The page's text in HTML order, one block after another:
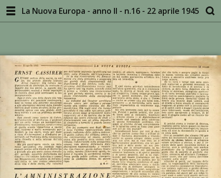
La Nuova Europa - anno II - n.16 - 22 aprile 1945